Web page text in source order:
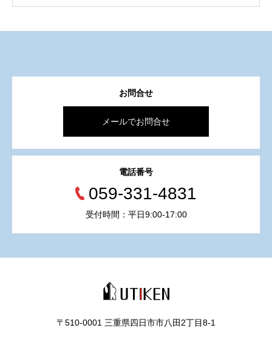
お問合せ
メールでお問合せ
電話番号
059-331-4831
受付時間：平日9:00-17:00
〒510-0001 三重県四日市市八田2丁目8‐1